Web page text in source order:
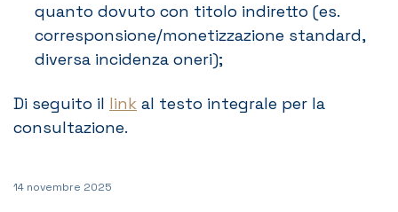
quanto dovuto con titolo indiretto (es.
corresponsione/monetizzazione standard,
diversa incidenza oneri);
Di seguito il link al testo integrale per la
consultazione.
14 novembre 2025